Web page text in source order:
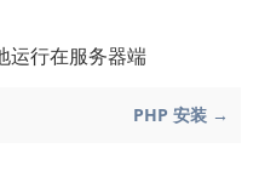
运行在服务器端
PHP 安装 →